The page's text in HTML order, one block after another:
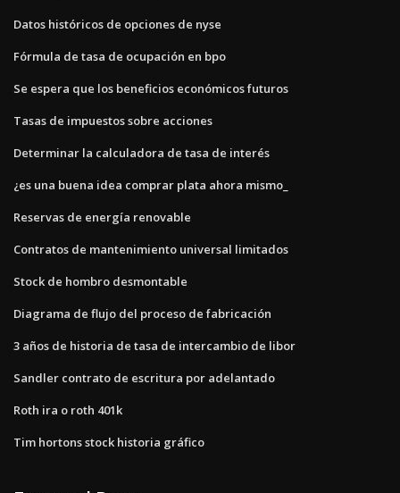
Datos históricos de opciones de nyse
Fórmula de tasa de ocupación en bpo
Se espera que los beneficios económicos futuros
Tasas de impuestos sobre acciones
Determinar la calculadora de tasa de interés
¿es una buena idea comprar plata ahora mismo_
Reservas de energía renovable
Contratos de mantenimiento universal limitados
Stock de hombro desmontable
Diagrama de flujo del proceso de fabricación
3 años de historia de tasa de intercambio de libor
Sandler contrato de escritura por adelantado
Roth ira o roth 401k
Tim hortons stock historia gráfico